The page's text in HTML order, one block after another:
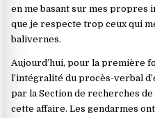
en me basant sur mes propres
que je respecte trop ceux qui
balivernes.
Aujourd’hui, pour la première
l’intégralité du procès-verbal
par la Section de recherches
cette affaire. Les gendarmes